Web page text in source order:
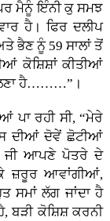
ਮੈਨੂੰ ਇੰਨੀ ਕੁ ਸਮਝ
ਹੈ। ਫਿਰ ਦਲੀਪ
ਭੈਣ ਨੂੰ 59 ਸਾਲਾਂ ਤੋਂ
ਕੋਸ਼ਿਸ਼ਾਂ ਕੀਤੀਆਂ
ਹੈ………”।
ਰਹੀ ਸੀ, “ਮੇਰੇ
ਦੀਆਂ ਦੋਵੇਂ ਛੋਟੀਆਂ
ਜੀ ਆਪਣੇ ਪੋਤਰੇ ਦੇ
ਜ਼ਰੂਰ ਆਵਾਂਗੀਆਂ,
ਸਮਾਂ ਲੱਗ ਜਾਂਦਾ ਹੈ
ਬੜੀ ਕੋਸ਼ਿਸ਼ ਕਰਨੀ